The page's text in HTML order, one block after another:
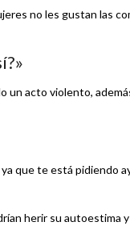
no les gustan las
un acto violento,
que te está pidiendo
herir su autoestima